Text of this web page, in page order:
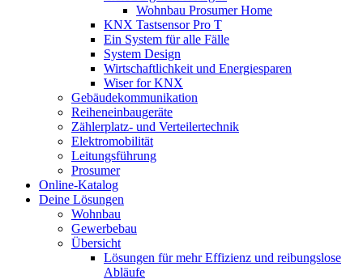
Wohnbau Prosumer Home
KNX Tastsensor Pro T
Ein System für alle Fälle
System Design
Wirtschaftlichkeit und Energiesparen
Wiser for KNX
Gebäudekommunikation
Reiheneinbaugeräte
Zählerplatz- und Verteilertechnik
Elektromobilität
Leitungsführung
Prosumer
Online-Katalog
Deine Lösungen
Wohnbau
Gewerbebau
Übersicht
Lösungen für mehr Effizienz und reibungslose
Abläufe